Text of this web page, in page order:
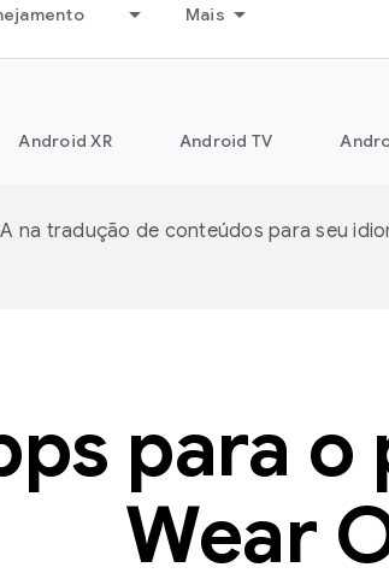
Mais
Android XR Android TV
na tradução de conteúdos para seu
para o
Wear